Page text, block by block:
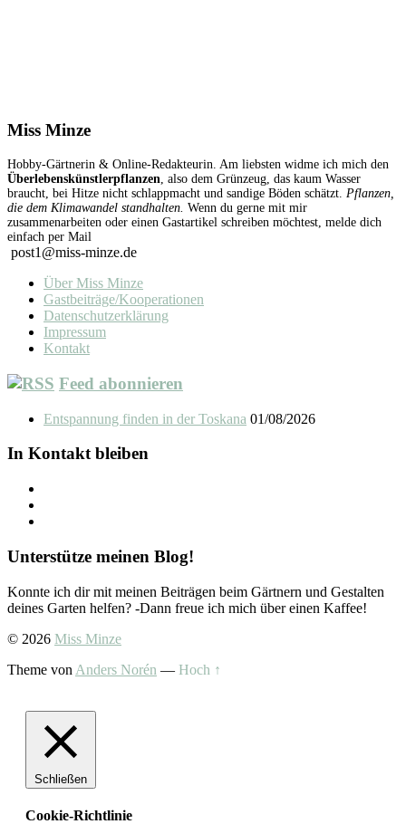
Miss Minze
Hobby-Gärtnerin & Online-Redakteurin. Am liebsten widme ich mich den
Überlebenskünstlerpflanzen, also dem Grünzeug, das kaum Wasser
braucht, bei Hitze nicht schlappmacht und sandige Böden schätzt. Pflanzen,
die dem Klimawandel standhalten. Wenn du gerne mit mir
zusammenarbeiten oder einen Gastartikel schreiben möchtest, melde dich
einfach per Mail
post1@miss-minze.de
Über Miss Minze
Gastbeiträge/Kooperationen
Datenschutzerklärung
Impressum
Kontakt
Feed abonnieren
Entspannung finden in der Toskana 01/08/2026
In Kontakt bleiben
Unterstütze meinen Blog!
Konnte ich dir mit meinen Beiträgen beim Gärtnern und Gestalten
deines Garten helfen? -Dann freue ich mich über einen Kaffee!
© 2026 Miss Minze
Theme von Anders Norén — Hoch ↑
Schließen
Cookie-Richtlinie